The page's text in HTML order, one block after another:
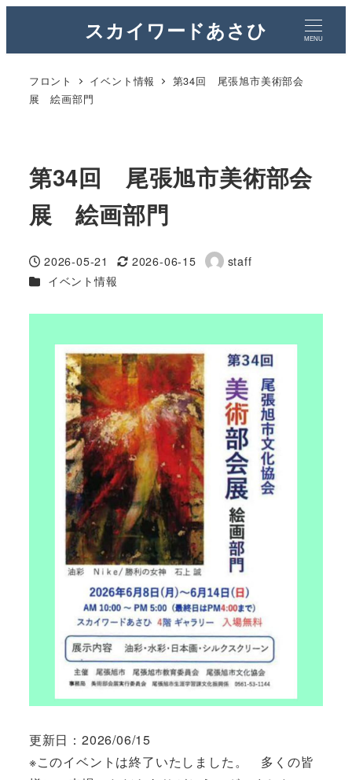
スカイワードあさひ MENU
フロント イベント情報
第34回 尾張旭市美術部会
展 絵画部門
第34回 尾張旭市美術部会
展 絵画部門
投稿日
2026-05-21
更新日
2026-06-15
著
staff
カテゴリー
イベント情報
更新日：2026/06/15
※このイベントは終了いたしました。 多くの皆